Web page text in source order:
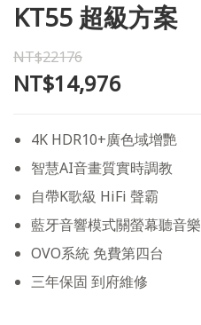
KT55 超級方案
NT$22176
NT$14,976
4K HDR10+廣色域增艷
智慧AI音畫質實時調教
自帶K歌級 HiFi 聲霸
藍牙音響模式關螢幕聽音樂
OVO系統 免費第四台
三年保固 到府維修